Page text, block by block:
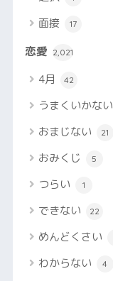
面接 17
恋愛 2,021
4月 42
うまくいかない
おまじない 21
おみくじ 5
つらい 1
できない 22
めんどくさい
わからない 4